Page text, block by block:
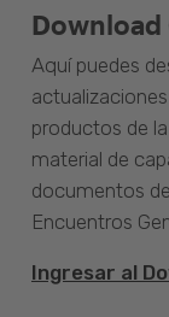
Download
Aquí puedes
productos de
material de
documentos
Encuentros
Ingresar al